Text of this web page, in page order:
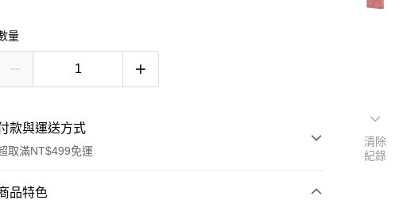
量
款與運送方式
取滿NT$499免運
付款方式
品特色
清除
紀錄